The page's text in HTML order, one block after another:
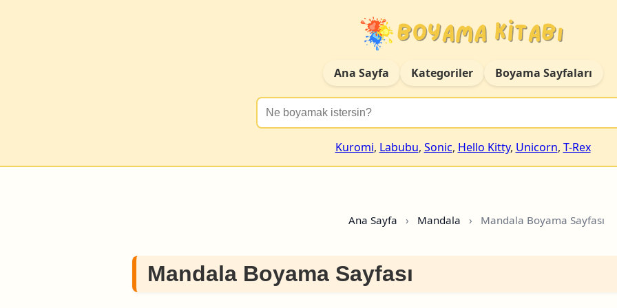
Ana Sayfa Kategoriler Boyama Sayfaları
Kuromi, Labubu, Sonic, Hello Kitty, Unicorn, T-Rex
Ana Sayfa › Mandala › Mandala Boyama Sayfası
Mandala Boyama Sayfası